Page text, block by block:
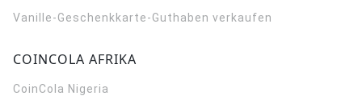
Vanille-Geschenkkarte-Guthaben verkaufen
COINCOLA AFRIKA
CoinCola Nigeria